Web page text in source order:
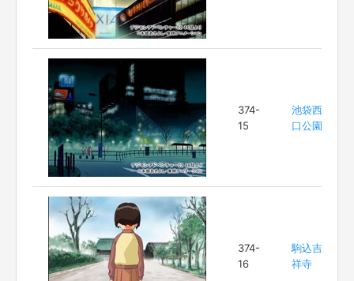
374-
15
池袋西
口公園
374-
16
駒込吉
祥寺